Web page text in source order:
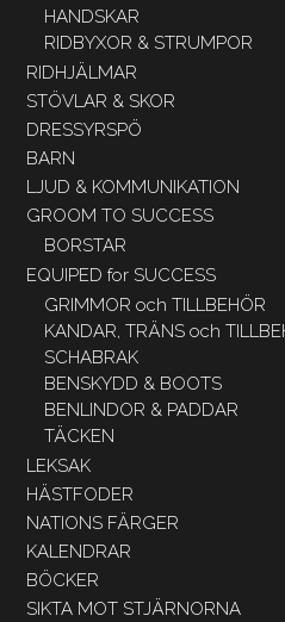
HANDSKAR
RIDBYXOR & STRUMPOR
RIDHJÄLMAR
STÖVLAR & SKOR
DRESSYRSPÖ
BARN
LJUD & KOMMUNIKATION
GROOM TO SUCCESS
BORSTAR
EQUIPED for SUCCESS
GRIMMOR och TILLBEHÖR
KANDAR, TRÄNS och
SCHABRAK
BENSKYDD & BOOTS
BENLINDOR & PADDAR
TÄCKEN
LEKSAK
HÄSTFODER
NATIONS FÄRGER
KALENDRAR
BÖCKER
SIKTA MOT STJÄRNORNA